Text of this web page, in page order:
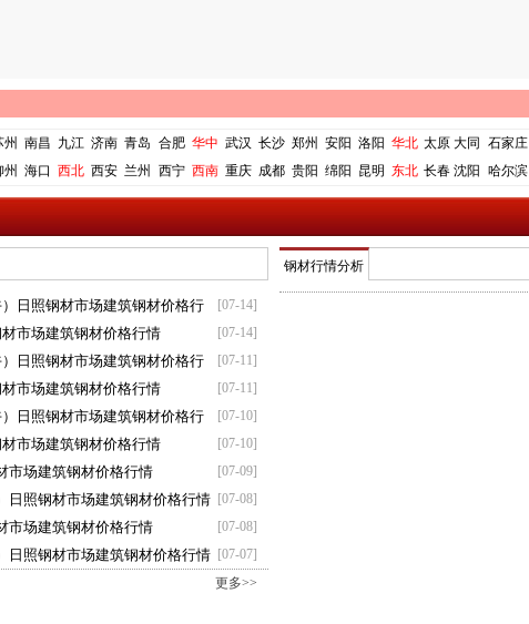
州 南昌 九江 济南 青岛 合肥 华中 武汉 长沙 郑州 安阳 洛阳 华北 太原 大同 石家庄
州 海口 西北 西安 兰州 西宁 西南 重庆 成都 贵阳 绵阳 昆明 东北 长春 沈阳 哈尔滨
日照钢材市场建筑钢材价格行
[07-14]
市场建筑钢材价格行情 [07-14]
日照钢材市场建筑钢材价格行
[07-11]
市场建筑钢材价格行情 [07-11]
日照钢材市场建筑钢材价格行
[07-10]
市场建筑钢材价格行情 [07-10]
市场建筑钢材价格行情 [07-09]
日照钢材市场建筑钢材价格行情 [07-08]
市场建筑钢材价格行情 [07-08]
日照钢材市场建筑钢材价格行情 [07-07]
更多>>
钢材行情分析